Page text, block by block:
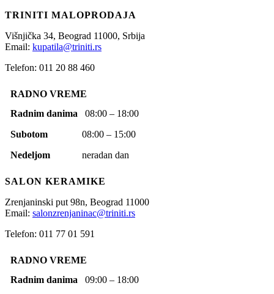
TRINITI MALOPRODAJA
Višnjička 34, Beograd 11000, Srbija
Email: kupatila@triniti.rs
Telefon: 011 20 88 460
RADNO VREME
Radnim danima 08:00 – 18:00
Subotom 08:00 – 15:00
Nedeljom neradan dan
SALON KERAMIKE
Zrenjaninski put 98n, Beograd 11000
Email: salonzrenjaninac@triniti.rs
Telefon: 011 77 01 591
RADNO VREME
Radnim danima 09:00 – 18:00